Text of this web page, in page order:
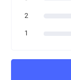
2
1